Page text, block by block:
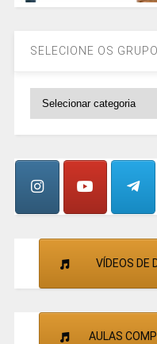
SELECIONE OS
SELECIONE
CANTORES
VÍDEOS DE
AULAS